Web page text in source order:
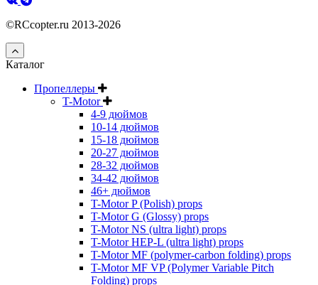
©RCcopter.ru 2013-2026
Каталог
Пропеллеры
T-Motor
4-9 дюймов
10-14 дюймов
15-18 дюймов
20-27 дюймов
28-32 дюймов
34-42 дюймов
46+ дюймов
T-Motor P (Polish) props
T-Motor G (Glossy) props
T-Motor NS (ultra light) props
T-Motor HEP-L (ultra light) props
T-Motor MF (polymer-carbon folding) props
T-Motor MF VP (Polymer Variable Pitch
Folding) props